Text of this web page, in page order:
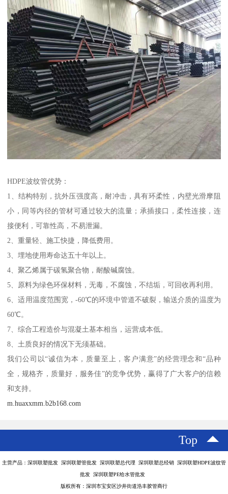
HDPE波纹管优势：
1、结构特别，抗外压强度高，耐冲击，具有环柔性，内壁光滑摩阻
小，同等内径的管材可通过较大的流量；承插接口，柔性连接，连
接便利，可靠性高，不易泄漏。
2、重量轻、施工快捷，降低费用。
3、埋地使用寿命达五十年以上。
4、聚乙烯属于碳氢聚合物，耐酸碱腐蚀。
5、原料为绿色环保材料，无毒，不腐蚀，不结垢，可回收再利用。
6、适用温度范围宽，-60℃的环境中管道不破裂，输送介质的温度为
60℃。
7、综合工程造价与混凝土基本相当，运营成本低。
8、土质良好的情况下无须基础。
我们公司以“诚信为本，质量至上，客户满意”的经营理念和“品种
全，规格齐，质量好，服务佳”的竞争优势，赢得了广大客户的信赖
和支持。
m.huaxxmm.b2b168.com
Top
主营产品：深圳联塑批发 深圳联塑管批发 深圳联塑总代理 深圳联塑总经销 深圳联塑HDPE波纹管
批发 深圳联塑PE给水管批发
版权所有：深圳市宝安区沙井街道浩丰胶管商行